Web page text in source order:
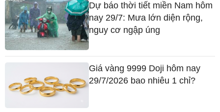
Dự báo thời tiết miền Nam hôm
nay 29/7: Mưa lớn diện rộng,
nguy cơ ngập úng
Giá vàng 9999 Doji hôm nay
29/7/2026 bao nhiêu 1 chỉ?